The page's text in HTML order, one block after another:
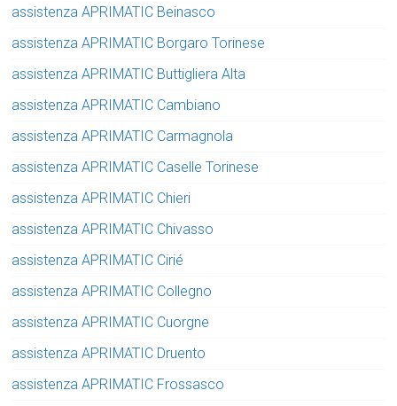
assistenza APRIMATIC Beinasco
assistenza APRIMATIC Borgaro Torinese
assistenza APRIMATIC Buttigliera Alta
assistenza APRIMATIC Cambiano
assistenza APRIMATIC Carmagnola
assistenza APRIMATIC Caselle Torinese
assistenza APRIMATIC Chieri
assistenza APRIMATIC Chivasso
assistenza APRIMATIC Cirié
assistenza APRIMATIC Collegno
assistenza APRIMATIC Cuorgne
assistenza APRIMATIC Druento
assistenza APRIMATIC Frossasco